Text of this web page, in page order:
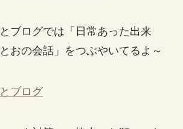
ブログでは「日常あった出来
おの会話」をつぶやいてるよ～
ブログ